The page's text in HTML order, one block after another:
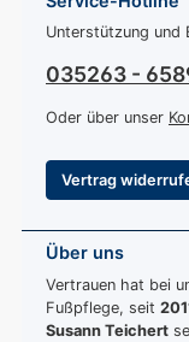
Unterstützung und
035263 -
Oder über unser
Vertrag
Über uns
Vertrauen hat bei
Fußpflege, seit
Susann Teichert